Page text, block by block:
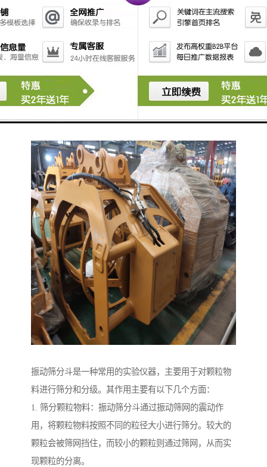
参与者具备一定的策略和智慧。参与者需要分析对手的
弱点和优势，制定合适的战术，并在比赛中做出正确的
决策。
6. 娱乐性和竞技性：栅格斗通常作为一种娱乐活动和竞
技体育项目进行。比赛吸引了大量的观众和粉丝，他们
通过观看比赛来欣赏参与者的技巧和勇气，以及比赛的
振动筛分斗是一种常用的实验仪器，主要用于对颗粒物
料进行筛分和分级。其作用主要有以下几个方面：
1. 筛分颗粒物料：振动筛分斗通过振动筛网的震动作
用，将颗粒物料按照不同的粒径大小进行筛分。较大的
颗粒会被筛网挡住，而较小的颗粒则通过筛网，从而实
现颗粒的分离。